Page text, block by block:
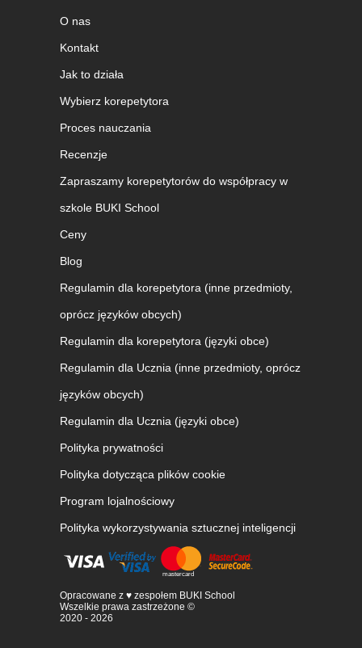
O nas
Kontakt
Jak to działa
Wybierz korepetytora
Proces nauczania
Recenzje
Zapraszamy korepetytorów do współpracy w
szkole BUKI School
Ceny
Blog
Regulamin dla korepetytora (inne przedmioty,
oprócz języków obcych)
Regulamin dla korepetytora (języki obce)
Regulamin dla Ucznia (inne przedmioty, oprócz
języków obcych)
Regulamin dla Ucznia (języki obce)
Polityka prywatności
Polityka dotycząca plików cookie
Program lojalnościowy
Polityka wykorzystywania sztucznej inteligencji
Opracowane z ♥ zespołem BUKI School
Wszelkie prawa zastrzeżone ©
2020 - 2026